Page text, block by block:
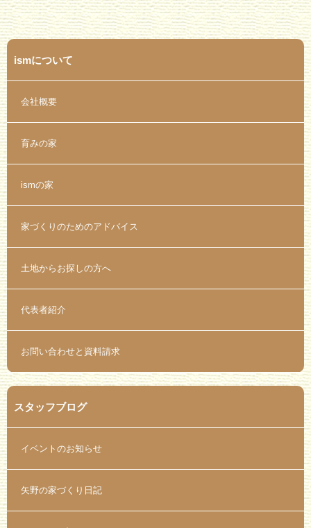
ismについて
会社概要
育みの家
ismの家
家づくりのためのアドバイス
土地からお探しの方へ
代表者紹介
お問い合わせと資料請求
スタッフブログ
イベントのお知らせ
矢野の家づくり日記